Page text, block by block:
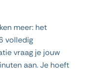
meer: het
volledig
vraag je jouw
aan. Je hoeft